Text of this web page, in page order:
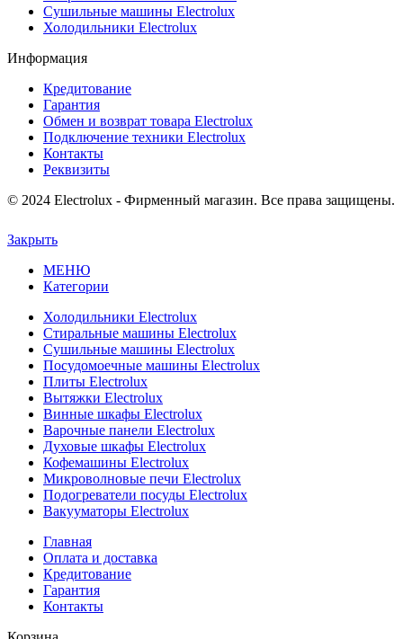
Сушильные машины Electrolux
Холодильники Electrolux
Информация
Кредитование
Гарантия
Обмен и возврат товара Electrolux
Подключение техники Electrolux
Контакты
Реквизиты
© 2024 Electrolux - Фирменный магазин. Все права защищены.
Закрыть
МЕНЮ
Категории
Холодильники Electrolux
Стиральные машины Electrolux
Сушильные машины Electrolux
Посудомоечные машины Electrolux
Плиты Electrolux
Вытяжки Electrolux
Винные шкафы Electrolux
Варочные панели Electrolux
Духовые шкафы Electrolux
Кофемашины Electrolux
Микроволновые печи Electrolux
Подогреватели посуды Electrolux
Вакууматоры Electrolux
Главная
Оплата и доставка
Кредитование
Гарантия
Контакты